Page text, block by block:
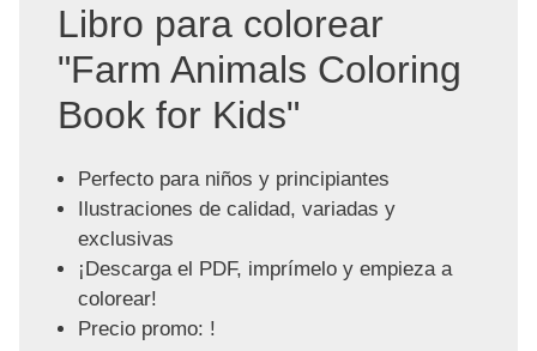
Libro para colorear
"Farm Animals Coloring
Book for Kids"
Perfecto para niños y principiantes
Ilustraciones de calidad, variadas y
exclusivas
¡Descarga el PDF, imprímelo y empieza a
colorear!
Precio promo: !